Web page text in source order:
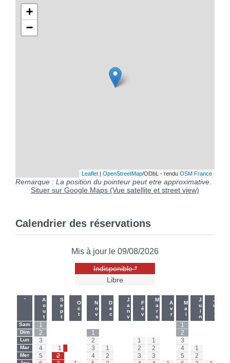
+
−
Leaflet OpenStreetMap/ODbL - rendu OSM France
Remarque : La position du pointeur peut etre approximative.
Situer sur Google Maps (Vue satellite et street view)
Calendrier des réservations
Mis à jour le 09/08/2026
Indisponible *
Libre
-
Sam
Dim
Lun
Mar
Mer
Aout
1
2
3
4
5
Sept
1
2
Oct Nov
1
2
3
4
Dec
1
2
Janv Fév
1
2
3
Mars
1
2
3
Avr Mai
1
2
3
4
5
Juin
1
2
Juil